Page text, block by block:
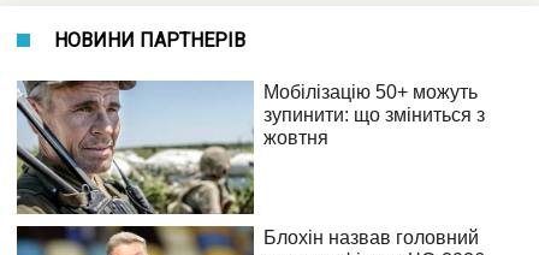
НОВИНИ ПАРТНЕРІВ